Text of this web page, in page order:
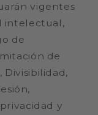
vigentes
intelectual,
de
de
Divisibilidad,
y